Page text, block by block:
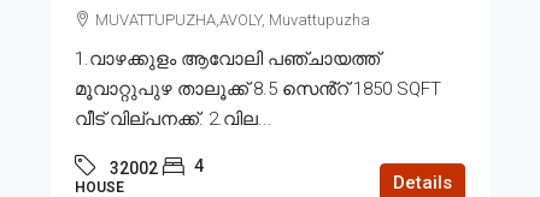
MUVATTUPUZHA,AVOLY, Muvattupuzha
1.വാഴക്കുളം ആവോലി പഞ്ചായത്ത്
മൂവാറ്റുപുഴ താലൂക്ക് 8.5 സെൻ്റ് 1850 SQFT
വീട് വില്പനക്ക്. 2.വില...
32002 4
HOUSE Details